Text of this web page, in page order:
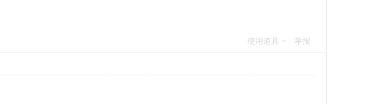
使用道具 举报